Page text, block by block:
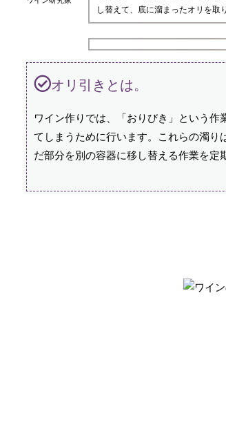
し替えて、底に溜まったオリを取
オリ引きとは。
ワイン作りでは、「おりびき」という
てしまうために行います。これらの濁り
だ部分を別の容器に移し替える作業を定